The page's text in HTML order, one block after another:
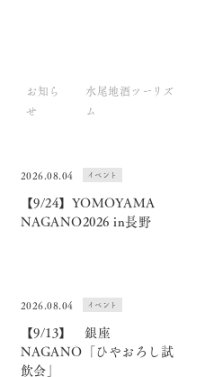
お知ら
せ
水尾地酒ツーリズ
ム
2026.08.04 イベント
【9/24】YOMOYAMA
NAGANO2026 in長野
2026.08.04 イベント
【9/13】 銀座
NAGANO「ひやおろし試
飲会」